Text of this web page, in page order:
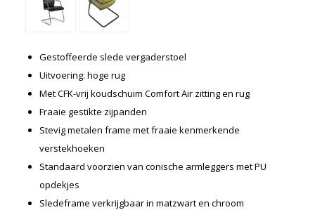
Overige
Showroom uitverkoop
'Met een krasje'
Werkbladkleuren
Merken
Nieuws
Algemene voorwaarden
Privacyverklaring
Gestoffeerde slede vergaderstoel
Uitvoering: hoge rug
Met CFK-vrij koudschuim Comfort Air zitting en rug
Fraaie gestikte zijpanden
Stevig metalen frame met fraaie kenmerkende
verstekhoeken
Standaard voorzien van conische armleggers met PU
opdekjes
Sledeframe verkrijgbaar in matzwart en chroom